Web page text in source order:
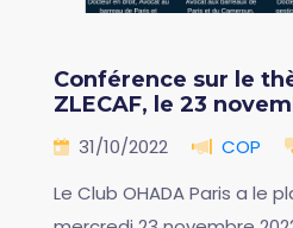
Conférence sur le
ZLECAF, le 23
31/10/2022 COP
Le Club OHADA Paris a le